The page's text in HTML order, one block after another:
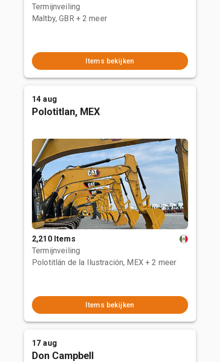
Termijnveiling
Maltby, GBR + 2 meer
Items bekijken
14 aug
Polotitlan, MEX
2,210 Items
Termijnveiling
Polotitlán de la Ilustración, MEX + 2 meer
Items bekijken
17 aug
Don Campbell